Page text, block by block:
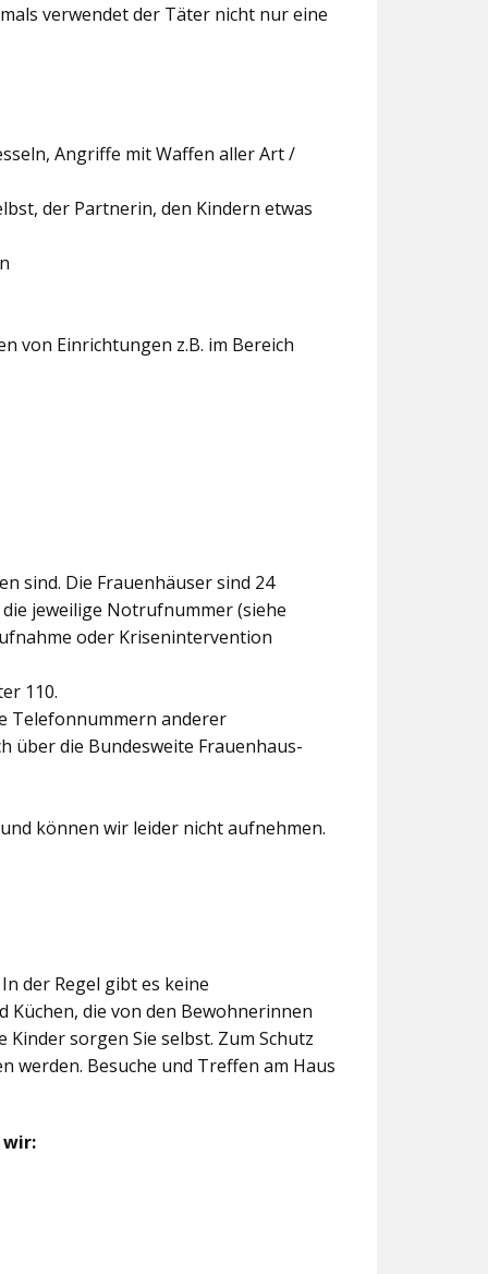
verwendet der Täter nicht nur eine
Angriffe mit Waffen aller Art /
der Partnerin, den Kindern etwas
von Einrichtungen z.B. im Bereich
sind. Die Frauenhäuser sind 24
jeweilige Notrufnummer (siehe
oder Krisenintervention
110.
Telefonnummern anderer
über die Bundesweite Frauenhaus-
können wir leider nicht aufnehmen.
der Regel gibt es keine
Küchen, die von den Bewohnerinnen
sorgen Sie selbst. Zum Schutz
werden. Besuche und Treffen am Haus
wir: